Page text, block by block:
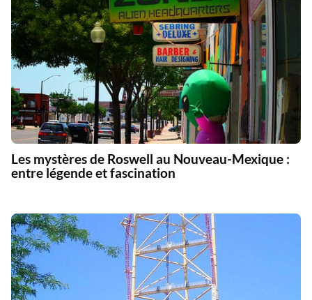
Les mystères de Roswell au Nouveau-Mexique :
entre légende et fascination